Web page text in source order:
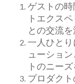
ゲストの
トエクス
との交流を
一人ひと
ューショ
トのニーズ
プロダク